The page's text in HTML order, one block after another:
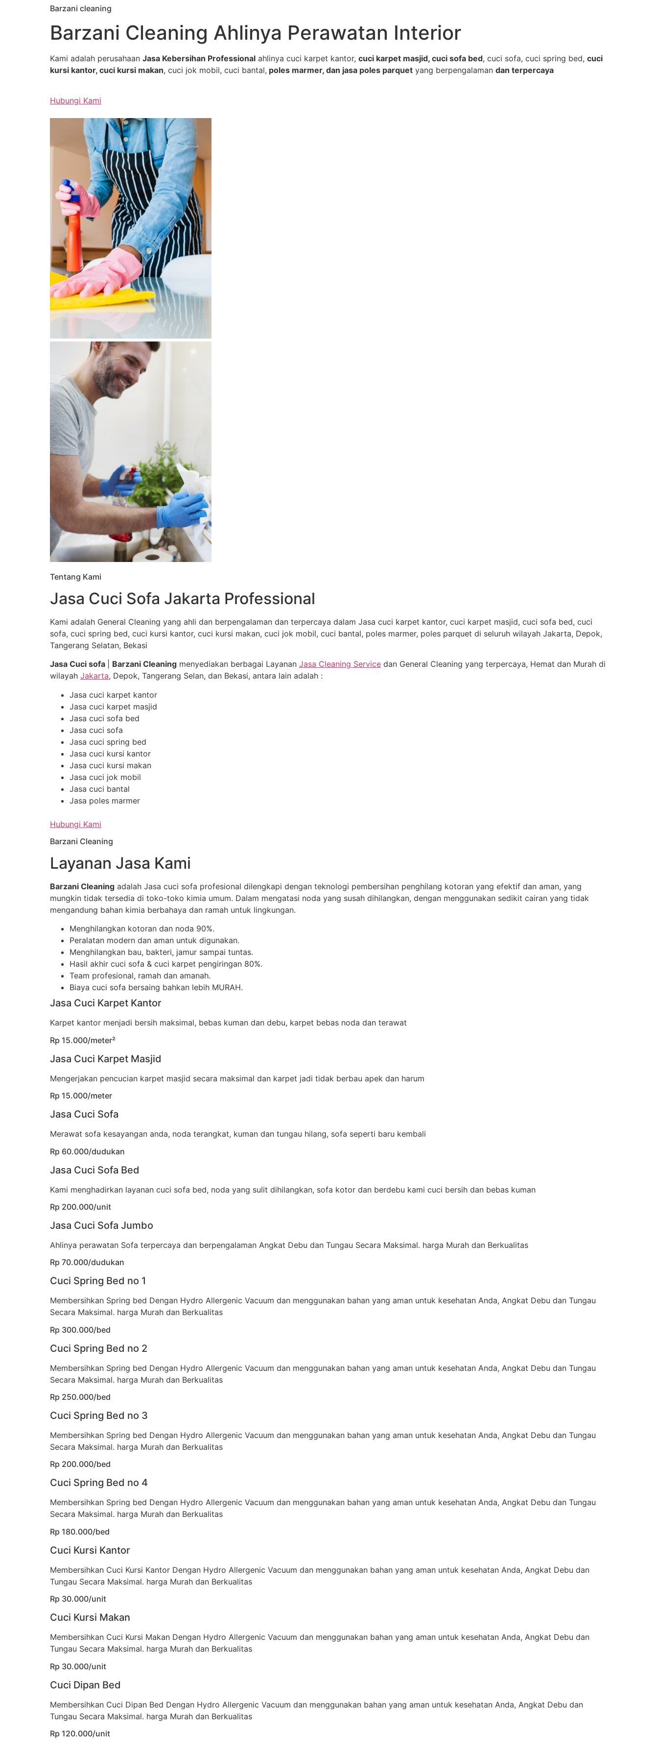
Barzani cleaning
Barzani Cleaning Ahlinya Perawatan Interior
Kami adalah perusahaan Jasa Kebersihan Professional ahlinya cuci karpet kantor, cuci karpet masjid, cuci sofa bed, cuci sofa, cuci spring bed, cuci
kursi kantor, cuci kursi makan, cuci jok mobil, cuci bantal, poles marmer, dan jasa poles parquet yang berpengalaman dan terpercaya
Hubungi Kami
Tentang Kami
Jasa Cuci Sofa Jakarta Professional
Kami adalah General Cleaning yang ahli dan berpengalaman dan terpercaya dalam Jasa cuci karpet kantor, cuci karpet masjid, cuci sofa bed, cuci
sofa, cuci spring bed, cuci kursi kantor, cuci kursi makan, cuci jok mobil, cuci bantal, poles marmer, poles parquet di seluruh wilayah Jakarta, Depok,
Tangerang Selatan, Bekasi
Jasa Cuci sofa
Barzani Cleaning menyediakan berbagai Layanan Jasa Cleaning Service dan General Cleaning yang terpercaya, Hemat dan Murah di
wilayah Jakarta, Depok, Tangerang Selan, dan Bekasi, antara lain adalah :
Jasa cuci karpet kantor
Jasa cuci karpet masjid
Jasa cuci sofa bed
Jasa cuci sofa
Jasa cuci spring bed
Jasa cuci kursi kantor
Jasa cuci kursi makan
Jasa cuci jok mobil
Jasa cuci bantal
Jasa poles marmer
Hubungi Kami
Barzani Cleaning
Layanan Jasa Kami
Barzani Cleaning adalah Jasa cuci sofa profesional dilengkapi dengan teknologi pembersihan penghilang kotoran yang efektif dan aman, yang
mungkin tidak tersedia di toko-toko kimia umum. Dalam mengatasi noda yang susah dihilangkan, dengan menggunakan sedikit cairan yang tidak
mengandung bahan kimia berbahaya dan ramah untuk lingkungan.
Menghilangkan kotoran dan noda 90%.
Peralatan modern dan aman untuk digunakan.
Menghilangkan bau, bakteri, jamur sampai tuntas.
Hasil akhir cuci sofa & cuci karpet pengiringan 80%.
Team profesional, ramah dan amanah.
Biaya cuci sofa bersaing bahkan lebih MURAH.
Jasa Cuci Karpet Kantor
Karpet kantor menjadi bersih maksimal, bebas kuman dan debu, karpet bebas noda dan terawat
Rp 15.000/meter²
Jasa Cuci Karpet Masjid
Mengerjakan pencucian karpet masjid secara maksimal dan karpet jadi tidak berbau apek dan harum
Rp 15.000/meter
Jasa Cuci Sofa
Merawat sofa kesayangan anda, noda terangkat, kuman dan tungau hilang, sofa seperti baru kembali
Rp 60.000/dudukan
Jasa Cuci Sofa Bed
Kami menghadirkan layanan cuci sofa bed, noda yang sulit dihilangkan, sofa kotor dan berdebu kami cuci bersih dan bebas kuman
Rp 200.000/unit
Jasa Cuci Sofa Jumbo
Ahlinya perawatan Sofa terpercaya dan berpengalaman Angkat Debu dan Tungau Secara Maksimal. harga Murah dan Berkualitas
Rp 70.000/dudukan
Cuci Spring Bed no 1
Membersihkan Spring bed Dengan Hydro Allergenic Vacuum dan menggunakan bahan yang aman untuk kesehatan Anda, Angkat Debu dan Tungau
Secara Maksimal. harga Murah dan Berkualitas
Rp 300.000/bed
Cuci Spring Bed no 2
Membersihkan Spring bed Dengan Hydro Allergenic Vacuum dan menggunakan bahan yang aman untuk kesehatan Anda, Angkat Debu dan Tungau
Secara Maksimal. harga Murah dan Berkualitas
Rp 250.000/bed
Cuci Spring Bed no 3
Membersihkan Spring bed Dengan Hydro Allergenic Vacuum dan menggunakan bahan yang aman untuk kesehatan Anda, Angkat Debu dan Tungau
Secara Maksimal. harga Murah dan Berkualitas
Rp 200.000/bed
Cuci Spring Bed no 4
Membersihkan Spring bed Dengan Hydro Allergenic Vacuum dan menggunakan bahan yang aman untuk kesehatan Anda, Angkat Debu dan Tungau
Secara Maksimal. harga Murah dan Berkualitas
Rp 180.000/bed
Cuci Kursi Kantor
Membersihkan Cuci Kursi Kantor Dengan Hydro Allergenic Vacuum dan menggunakan bahan yang aman untuk kesehatan Anda, Angkat Debu dan
Tungau Secara Maksimal. harga Murah dan Berkualitas
Rp 30.000/unit
Cuci Kursi Makan
Membersihkan Cuci Kursi Makan Dengan Hydro Allergenic Vacuum dan menggunakan bahan yang aman untuk kesehatan Anda, Angkat Debu dan
Tungau Secara Maksimal. harga Murah dan Berkualitas
Rp 30.000/unit
Cuci Dipan Bed
Membersihkan Cuci Dipan Bed Dengan Hydro Allergenic Vacuum dan menggunakan bahan yang aman untuk kesehatan Anda, Angkat Debu dan
Tungau Secara Maksimal. harga Murah dan Berkualitas
Rp 120.000/unit